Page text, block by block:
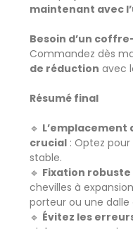
maintenant avec
Besoin d’un
Commandez dès
de réduction avec
Résumé final
🔹
crucial : Optez
stable.
🔹 Fixation
chevilles à
porteur ou une dalle
🔹 Évitez les